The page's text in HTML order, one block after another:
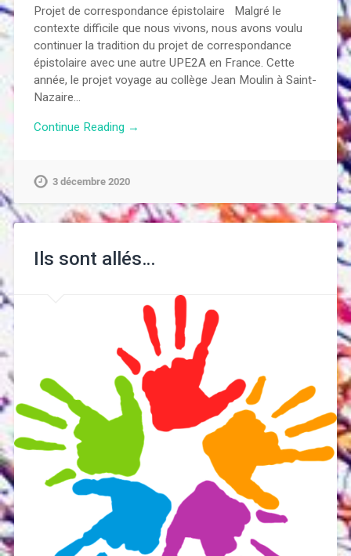
Projet de correspondance épistolaire Malgré le
contexte difficile que nous vivons, nous avons voulu
continuer la tradition du projet de correspondance
épistolaire avec une autre UPE2A en France. Cette
année, le projet voyage au collège Jean Moulin à Saint-
Nazaire…
Continue Reading →
3 décembre 2020
Ils sont allés…